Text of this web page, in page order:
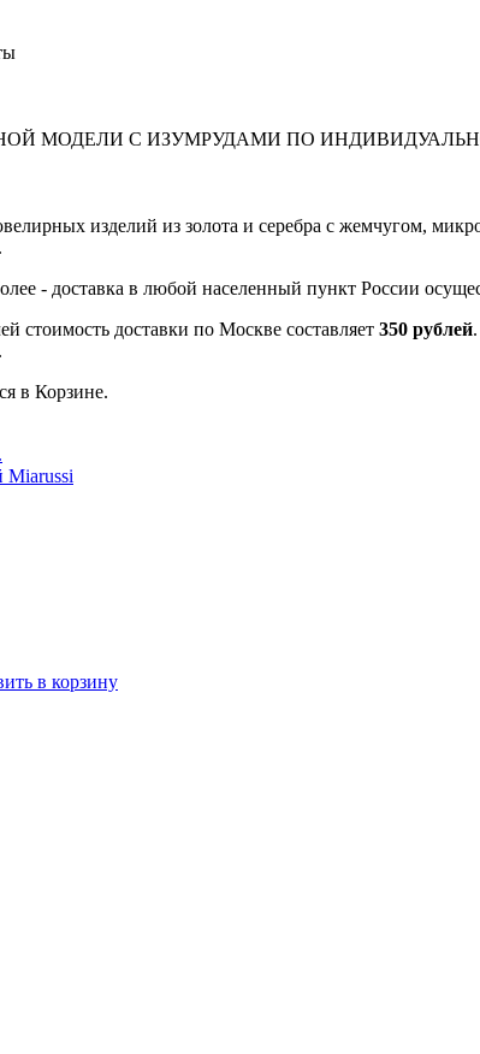
МОДЕЛИ С ИЗУМРУДАМИ ПО
изделий из золота и серебра с жемчугом,
- доставка в любой населенный пункт России
стоимость доставки по Москве составляет 350 рублей
в Корзине.
в корзину